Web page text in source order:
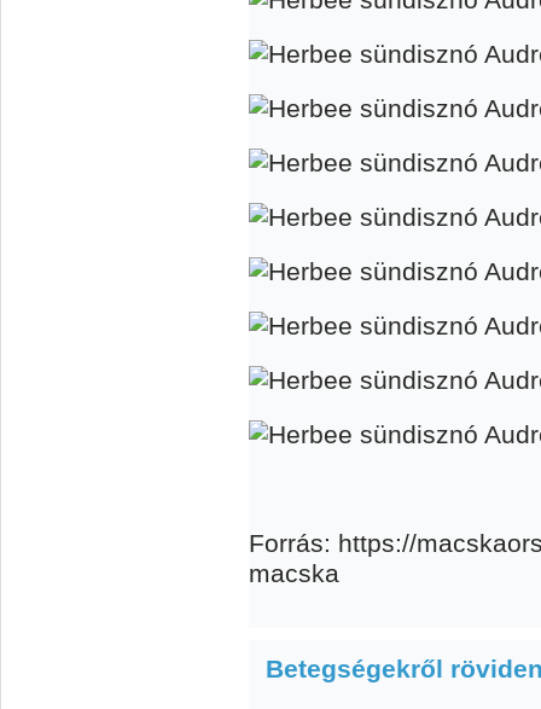
Forrás: https://
macska
Betegségekről